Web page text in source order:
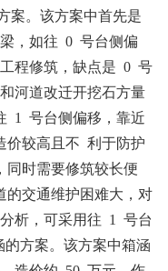
案。该方案中首先是
，如往 0 号台侧偏
程修筑，缺点是 0 号
河道改迁开挖石方量
1 号台侧偏移，靠近
价较高且不 利于防护
同时需要修筑较长便
的交通维护困难大，对
析，可采用往 1 号台
方案。该方案中箱涵